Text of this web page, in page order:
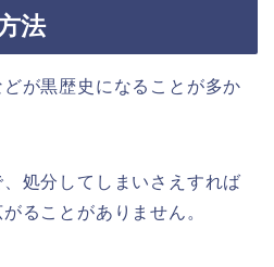
法
が黒歴史になることが多か
処分してしまいさえすれば
ることがありません。